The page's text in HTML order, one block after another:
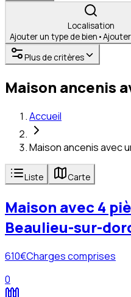
Localisation
Ajouter un type de bien •
Plus de critères
Maison ancenis
Accueil
Maison ancenis avec
Liste Carte
Maison avec 4
Beaulieu-sur-
610€Charges comprises
0